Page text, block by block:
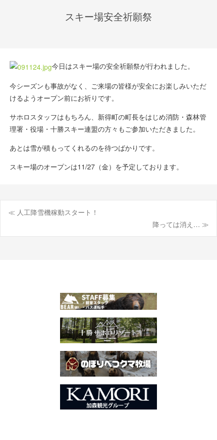
スキー場安全祈願祭
今日はスキー場の安全祈願祭が行われました。
今シーズンも事故がなく、ご来場の皆様が安全にお楽しみいただ
けるようオープン前にお祈りです。
サホロスタッフはもちろん、新得町の町長をはじめ消防・森林管
理署・役場・十勝スキー連盟の方々もご参加いただきました。
あとは雪が積もってくれるのを待つばかりです。
スキー場のオープンは11/27（金）を予定しております。
投
≪ 人工降雪機稼動スタート！
降っては消え… ≫